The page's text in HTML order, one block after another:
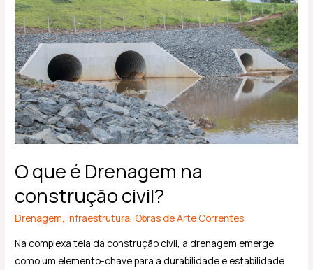
O que é Drenagem na
construção civil?
Drenagem,Infraestrutura, Obras de Arte Correntes
Na complexa teia da construção civil, a drenagem emerge
como um elemento-chave para a durabilidade e estabilidade
que
é
Drenagem
na
construção
civil?